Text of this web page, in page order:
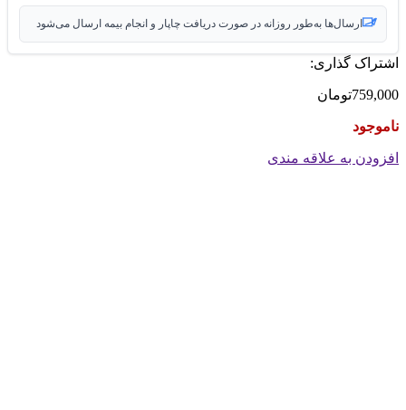
ارسال‌ها به‌طور روزانه در صورت دریافت چاپار و انجام بیمه ارسال می‌شود
اشتراک گذاری:
759,000تومان
ناموجود
افزودن به علاقه مندی